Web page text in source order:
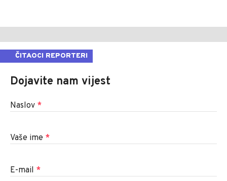
ČITAOCI REPORTERI
Dojavite nam vijest
Naslov *
Vaše ime *
E-mail *